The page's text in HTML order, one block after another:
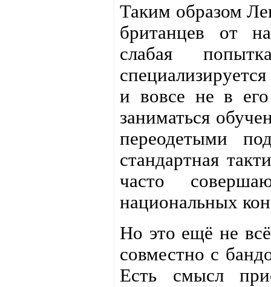
Таким образом
британцев от
слабая
и вовсе не в
заниматься
переодетыми
стандартная
часто
национальных
Но это ещё не
совместно с
Есть смысл